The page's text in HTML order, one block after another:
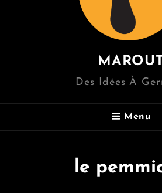
Des Idées À
Menu
le